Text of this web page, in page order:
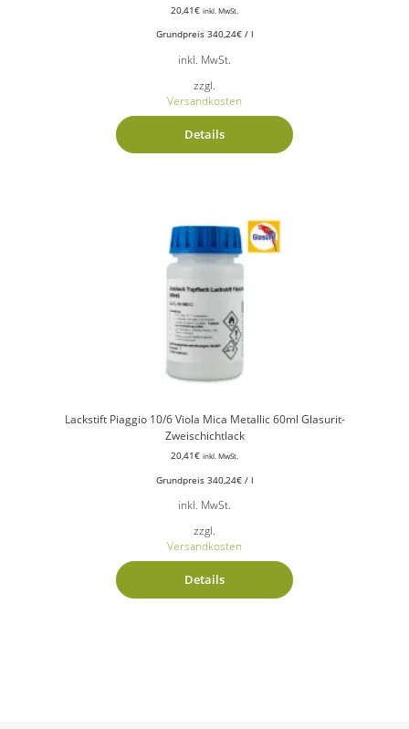
20,41€ inkl. MwSt.
Grundpreis 340,24€/ l
inkl. MwSt.
zzgl.
Versandkosten
Details
Lackstift Piaggio 10/6 Viola Mica Metallic 60ml Glasurit-
Zweischichtlack
20,41€ inkl. MwSt.
Grundpreis 340,24€/ l
inkl. MwSt.
zzgl.
Versandkosten
Details